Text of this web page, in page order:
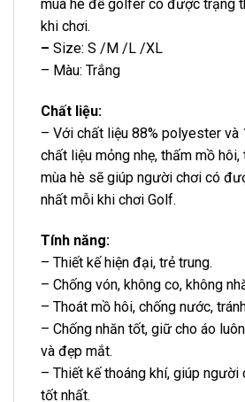
mùa hè để golfer có được trạng
khi chơi.
– Size: S /M /L /XL
– Màu: Trắng
Chất liệu:
– Với chất liệu 88% polyester và
chất liệu mỏng nhẹ, thấm mồ
mùa hè sẽ giúp người chơi có
nhất mỗi khi chơi Golf.
Tính năng:
– Thiết kế hiện đại, trẻ trung.
– Chống vón, không co, không
– Thoát mồ hôi, chống nước,
– Chống nhăn tốt, giữ cho áo
và đẹp mắt.
– Thiết kế thoáng khí, giúp người
tốt nhất.